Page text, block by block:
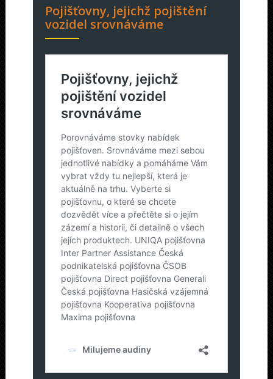
Pojišťovny, jejichž pojištění
vozidel srovnáváme